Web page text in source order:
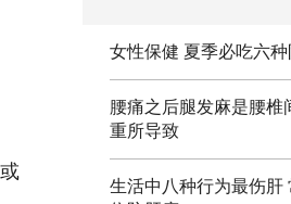
女性保健 夏季必吃六
腰痛之后腿发麻是腰椎
重所导致
生活中八种行为最伤肝